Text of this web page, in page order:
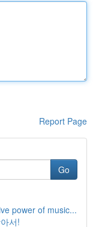
Report Page
Go
power of music...
서!